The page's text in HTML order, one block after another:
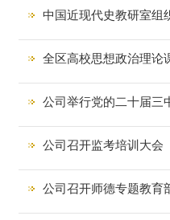
中国近现代史教研室组
全区高校思想政治理论
公司举行党的二十届三
公司召开监考培训大会
公司召开师德专题教育